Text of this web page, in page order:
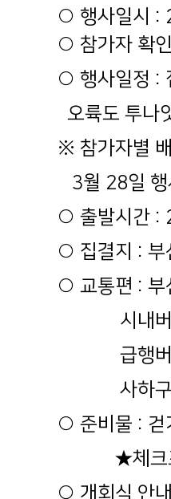
○ 행사일시 :
○ 참가자 확
○ 행사일정 :
오륙도 투나
※ 참가자별
3월 28일 행
○ 출발시간 :
○ 집결지 : 부
○ 교통편 : 부
시내버스
급행버스
사하구5,
○ 준비물 : 걷
★체크포
○ 개회식 안